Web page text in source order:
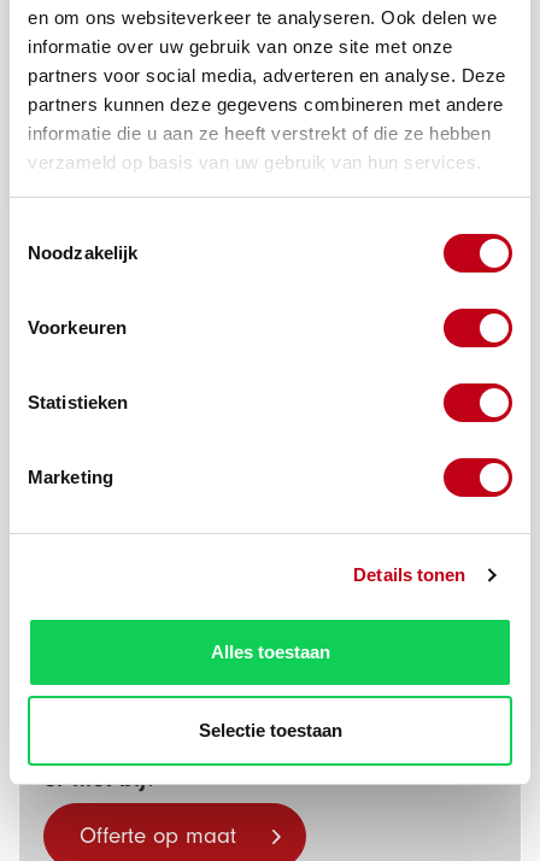
en om ons websiteverkeer te analyseren. Ook delen we
informatie over uw gebruik van onze site met onze
partners voor social media, adverteren en analyse. Deze
partners kunnen deze gegevens combineren met andere
informatie die u aan ze heeft verstrekt of die ze hebben
verzameld op basis van uw gebruik van hun services.
Noodzakelijk
Voorkeuren
Statistieken
Marketing
Details tonen
Alles toestaan
Selectie toestaan
Offerte aanvragen
er niet bij?
Offerte op maat